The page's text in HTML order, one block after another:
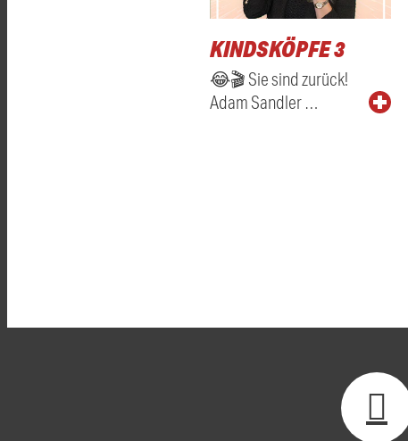
KINDSKÖPFE 3
😂🎬 Sie sind zurück!
Adam Sandler …